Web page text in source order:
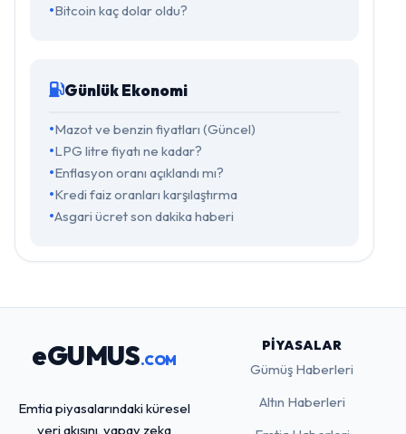
Bitcoin kaç dolar oldu?
Günlük Ekonomi
Mazot ve benzin fiyatları (Güncel)
LPG litre fiyatı ne kadar?
Enflasyon oranı açıklandı mı?
Kredi faiz oranları karşılaştırma
Asgari ücret son dakika haberi
eGUMUS.COM
Emtia piyasalarındaki küresel
veri akışını, yapay zeka
PIYASALAR
Gümüş Haberleri
Altın Haberleri